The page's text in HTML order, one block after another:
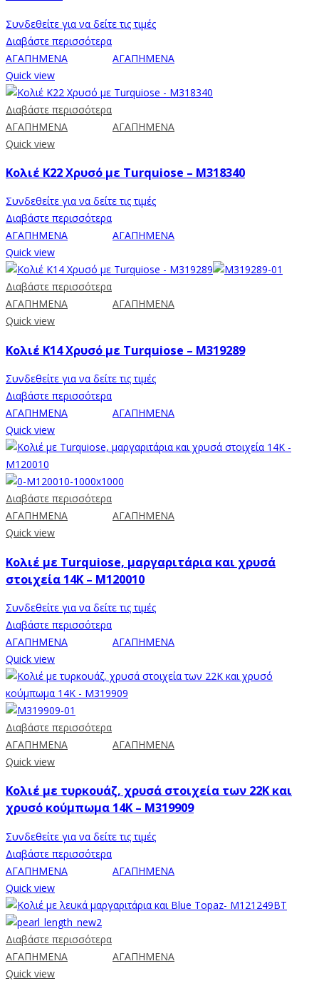
Συνδεθείτε για να δείτε τις τιμές
Διαβάστε περισσότερα
ΑΓΑΠΗΜΕΝΑ
ΑΓΑΠΗΜΕΝΑ
Quick view
Διαβάστε περισσότερα
ΑΓΑΠΗΜΕΝΑ
ΑΓΑΠΗΜΕΝΑ
Quick view
Κολιέ K22 Χρυσό με Turquiose – M318340
Συνδεθείτε για να δείτε τις τιμές
Διαβάστε περισσότερα
ΑΓΑΠΗΜΕΝΑ
ΑΓΑΠΗΜΕΝΑ
Quick view
Διαβάστε περισσότερα
ΑΓΑΠΗΜΕΝΑ
ΑΓΑΠΗΜΕΝΑ
Quick view
Κολιέ K14 Χρυσό με Turquiose – M319289
Συνδεθείτε για να δείτε τις τιμές
Διαβάστε περισσότερα
ΑΓΑΠΗΜΕΝΑ
ΑΓΑΠΗΜΕΝΑ
Quick view
Διαβάστε περισσότερα
ΑΓΑΠΗΜΕΝΑ
ΑΓΑΠΗΜΕΝΑ
Quick view
Κολιέ με Turquiose, μαργαριτάρια και χρυσά
στοιχεία 14K – Μ120010
Συνδεθείτε για να δείτε τις τιμές
Διαβάστε περισσότερα
ΑΓΑΠΗΜΕΝΑ
ΑΓΑΠΗΜΕΝΑ
Quick view
Διαβάστε περισσότερα
ΑΓΑΠΗΜΕΝΑ
ΑΓΑΠΗΜΕΝΑ
Quick view
Κολιέ με τυρκουάζ, χρυσά στοιχεία των 22Κ και
χρυσό κούμπωμα 14K – M319909
Συνδεθείτε για να δείτε τις τιμές
Διαβάστε περισσότερα
ΑΓΑΠΗΜΕΝΑ
ΑΓΑΠΗΜΕΝΑ
Quick view
Διαβάστε περισσότερα
ΑΓΑΠΗΜΕΝΑ
ΑΓΑΠΗΜΕΝΑ
Quick view